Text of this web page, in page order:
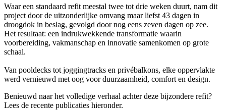
Waar een standaard refit meestal twee tot drie weken duurt, nam dit
project door de uitzonderlijke omvang maar liefst 43 dagen in
droogdok in beslag, gevolgd door nog eens zeven dagen op zee.
Het resultaat: een indrukwekkende transformatie waarin
voorbereiding, vakmanschap en innovatie samenkomen op grote
schaal.
Van pooldecks tot joggingtracks en privébalkons, elke oppervlakte
werd vernieuwd met oog voor duurzaamheid, comfort en design.
Benieuwd naar het volledige verhaal achter deze bijzondere refit?
Lees de recente publicaties hieronder.